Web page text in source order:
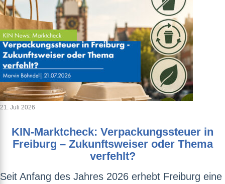
21. Juli 2026
KIN-Marktcheck: Verpackungssteuer in
Freiburg – Zukunftsweiser oder Thema
verfehlt?
Seit Anfang des Jahres 2026 erhebt Freiburg eine